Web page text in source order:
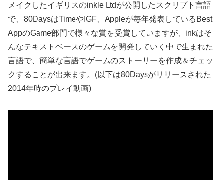
メイクしたイギリスのinkle Ltdが公開したスクリプト言語
で、80DaysはTimeやIGF、Appleが毎年発表しているBest
AppのGame部門で様々な賞を受賞していますが、inkはそ
んなテキストベースのゲームを開発していく中で生まれた
言語で、簡単な言語でゲームのストーリーを作成＆チェッ
クすることが出来ます。(以下は80Daysがリリースされた
2014年時のプレイ動画)